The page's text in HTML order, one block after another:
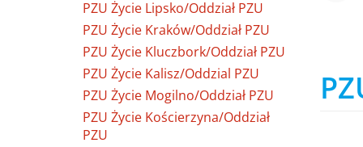
PZU Życie Lipsko/Oddział PZU
PZU Życie Kraków/Oddział PZU
PZU Życie Kluczbork/Oddział PZU
PZU Życie Kalisz/Oddzial PZU
PZU Życie Mogilno/Oddział PZU
PZU Życie Kościerzyna/Oddział
PZU